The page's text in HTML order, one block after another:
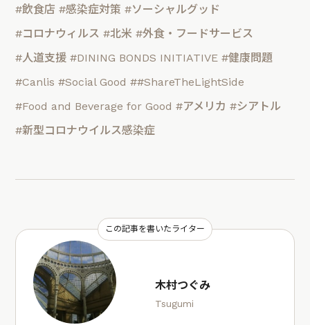
#飲食店 #感染症対策 #ソーシャルグッド
#コロナウィルス #北米 #外食・フードサービス
#人道支援 #DINING BONDS INITIATIVE #健康問題
#Canlis #Social Good ##ShareTheLightSide
#Food and Beverage for Good #アメリカ #シアトル
#新型コロナウイルス感染症
この記事を書いたライター
木村つぐみ
Tsugumi